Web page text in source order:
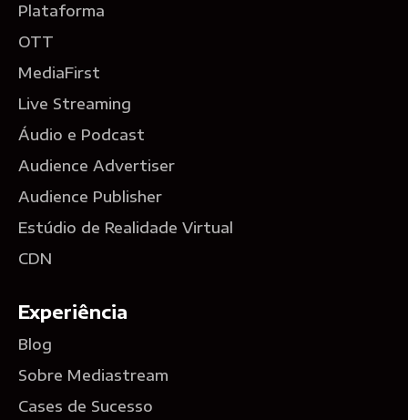
Plataforma
OTT
MediaFirst
Live Streaming
Áudio e Podcast
Audience Advertiser
Audience Publisher
Estúdio de Realidade Virtual
CDN
Experiência
Blog
Sobre Mediastream
Cases de Sucesso